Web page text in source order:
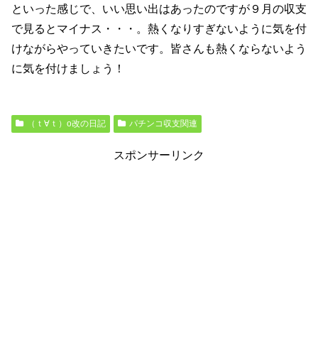
といった感じで、いい思い出はあったのですが９月の収支
で見るとマイナス・・・。熱くなりすぎないように気を付
けながらやっていきたいです。皆さんも熱くならないよう
に気を付けましょう！
（ｔ∀ｔ）o改の日記 パチンコ収支関連
スポンサーリンク